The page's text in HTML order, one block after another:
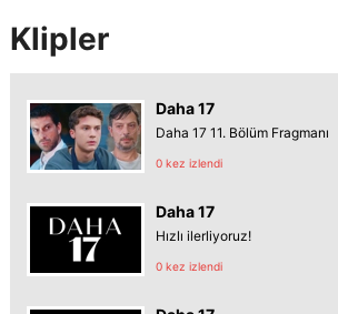
Klipler
Daha 17
Daha 17 11. Bölüm Fragmanı
0 kez izlendi
Daha 17
Hızlı ilerliyoruz!
0 kez izlendi